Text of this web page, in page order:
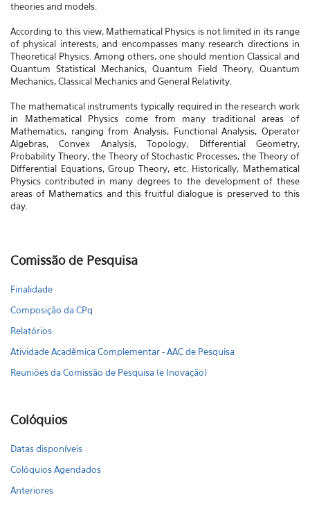
theories and models.
According to this view, Mathematical Physics is not limited in its range
of physical interests, and encompasses many research directions in
Theoretical Physics. Among others, one should mention Classical and
Quantum Statistical Mechanics, Quantum Field Theory, Quantum
Mechanics, Classical Mechanics and General Relativity.
The mathematical instruments typically required in the research work
in Mathematical Physics come from many traditional areas of
Mathematics, ranging from Analysis, Functional Analysis, Operator
Algebras, Convex Analysis, Topology, Differential Geometry,
Probability Theory, the Theory of Stochastic Processes, the Theory of
Differential Equations, Group Theory, etc. Historically, Mathematical
Physics contributed in many degrees to the development of these
areas of Mathematics and this fruitful dialogue is preserved to this
day.
Comissão de Pesquisa
Finalidade
Composição da CPq
Relatórios
Atividade Acadêmica Complementar - AAC de Pesquisa
Reuniões da Comissão de Pesquisa (e Inovação)
Colóquios
Datas disponíveis
Colóquios Agendados
Anteriores